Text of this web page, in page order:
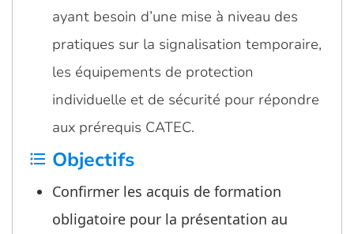
ayant besoin d’une mise à niveau des
pratiques sur la signalisation temporaire,
les équipements de protection
individuelle et de sécurité pour répondre
aux prérequis CATEC.
format_list_bulleted Objectifs
Confirmer les acquis de formation
obligatoire pour la présentation au